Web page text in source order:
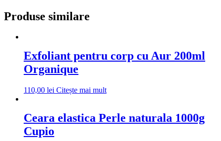
Produse similare
Exfoliant pentru corp cu Aur 200ml
Organique
110,00 lei Citește mai mult
Ceara elastica Perle naturala 1000g
Cupio